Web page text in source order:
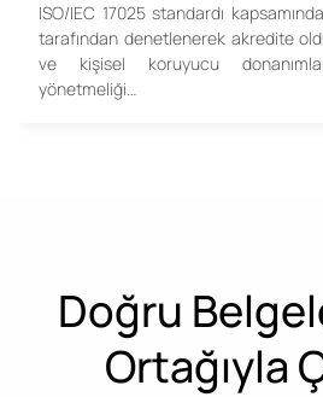
ISO/IEC 17025 standardı
tarafından denetlenerek akredite
ve kişisel koruyucu
yönetmeliği…
Doğru
Ortağıyla